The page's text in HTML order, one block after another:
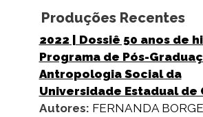
Produções Recentes
2022 | Dossiê 50 anos de
Programa de Pós-
Antropologia Social da
Universidade Estadual de
Autores: FERNANDA